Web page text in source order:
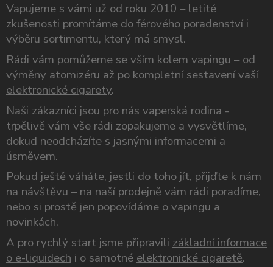
Vapujeme s vámi už od roku 2010 – letité
zkušenosti promítáme do férového poradenství i
výběru sortimentu, který má smysl.
Rádi vám pomůžeme se vším kolem vapingu – od
výměny atomizéru až po kompletní sestavení vaší
elektronické cigarety.
Naši zákazníci jsou pro nás vaperská rodina -
trpělivě vám vše rádi zopakujeme a vysvětlíme,
dokud neodcházíte s jasnými informacemi a
úsměvem.
Pokud ještě váháte, jestli do toho jít, přijďte k nám
na návštěvu – na naší prodejně vám rádi poradíme,
nebo si prostě jen popovídáme o vapingu a
novinkách.
A pro rychlý start jsme připravili základní informace
o e-liquidech i o samotné elektronické cigaretě.